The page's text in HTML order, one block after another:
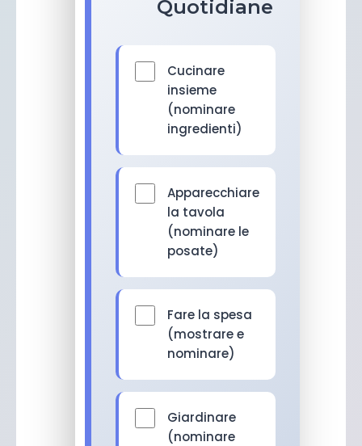
Quotidiane
Cucinare
insieme
(nominare
ingredienti)
Apparecchiare
la tavola
(nominare le
posate)
Fare la spesa
(mostrare e
nominare)
Giardinare
(nominare